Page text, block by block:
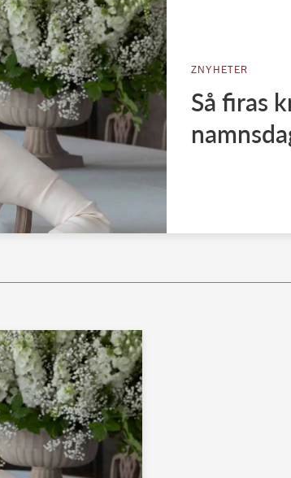
ZNYHETER
Så firas